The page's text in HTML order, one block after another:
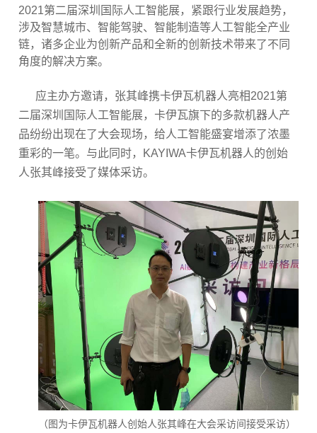
2021第二届深圳国际人工智能展，紧跟行业发展趋势，
涉及智慧城市、智能驾驶、智能制造等人工智能全产业
链，诸多企业为创新产品和全新的创新技术带来了不同
角度的解决方案。
应主办方邀请，张其峰携卡伊瓦机器人亮相2021第
二届深圳国际人工智能展，卡伊瓦旗下的多款机器人产
品纷纷出现在了大会现场，给人工智能盛宴增添了浓墨
重彩的一笔。与此同时， KAYIWA卡伊瓦机器人的创始
人张其峰接受了媒体采访。
（图为卡伊瓦机器人创始人张其峰在大会采访间接受采访）